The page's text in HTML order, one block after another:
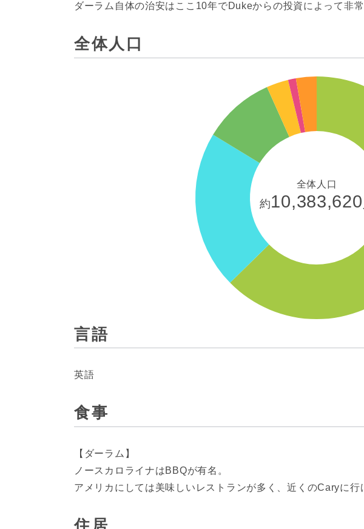
ダーラム自体の治安はここ10年でDukeからの投資によって非
全体人口
全体人口
約10,383,620
言語
英語
食事
【ダーラム】
ノースカロライナはBBQが有名。
アメリカにしては美味しいレストランが多く、近くのCaryに行
住居